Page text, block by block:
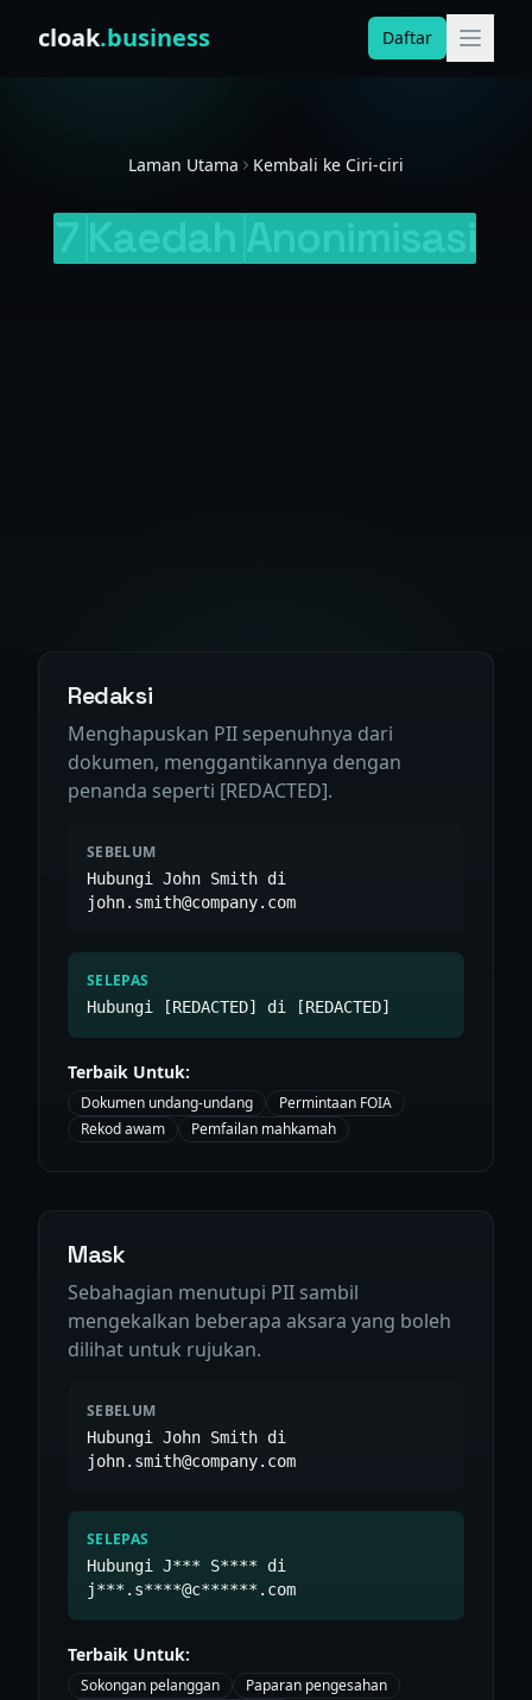
cloak.business Daftar
Laman Utama Kembali ke Ciri-ciri
Redaksi
Menghapuskan PII sepenuhnya dari
dokumen, menggantikannya dengan
penanda seperti [REDACTED].
SEBELUM
Hubungi John Smith di
john.smith@company.com
SELEPAS
Hubungi [REDACTED] di [REDACTED]
Terbaik Untuk:
Dokumen undang-undang
Permintaan FOIA
Rekod awam
Pemfailan mahkamah
Mask
Sebahagian menutupi PII sambil
mengekalkan beberapa aksara yang boleh
dilihat untuk rujukan.
SEBELUM
Hubungi John Smith di
john.smith@company.com
SELEPAS
Hubungi J*** S**** di
j***.s****@c******.com
Terbaik Untuk:
Sokongan pelanggan
Paparan pengesahan